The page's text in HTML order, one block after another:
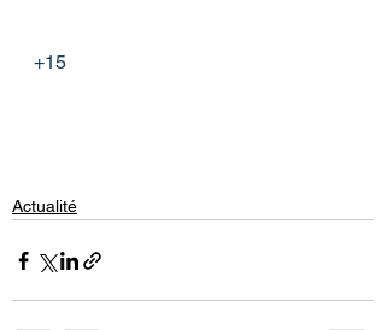
+15
Actualité